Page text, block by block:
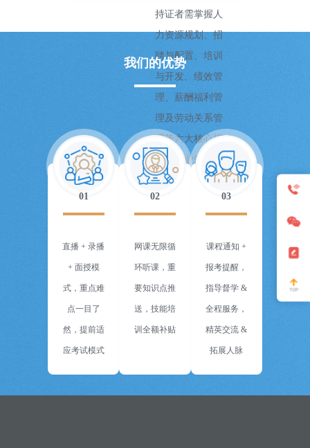
持证者需掌握人
力资源规划、招
聘与配置、培训
与开发、绩效管
理、薪酬福利管
理及劳动关系管
理等六大核心模
块的专业知识与
实操技能。这一
认证是HR从业者
升的重要资质依
据，全国通用。
我们的优势
01
直播 + 录播
+ 面授模
式，重点难
点一目了
然，提前适
应考试模式
02
网课无限循
环听课，重
要知识点推
送，技能培
训全额补贴
03
课程通知 +
报考提醒，
指导督学 &
全程服务，
精英交流 &
拓展人脉